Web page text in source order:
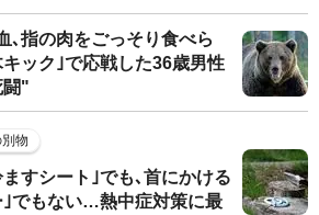
､指の肉をごっそり食べら
ック｣で応戦した36歳男性
闘"
物
すシート｣でも､首にかける
｣でもない…熱中症対策に最